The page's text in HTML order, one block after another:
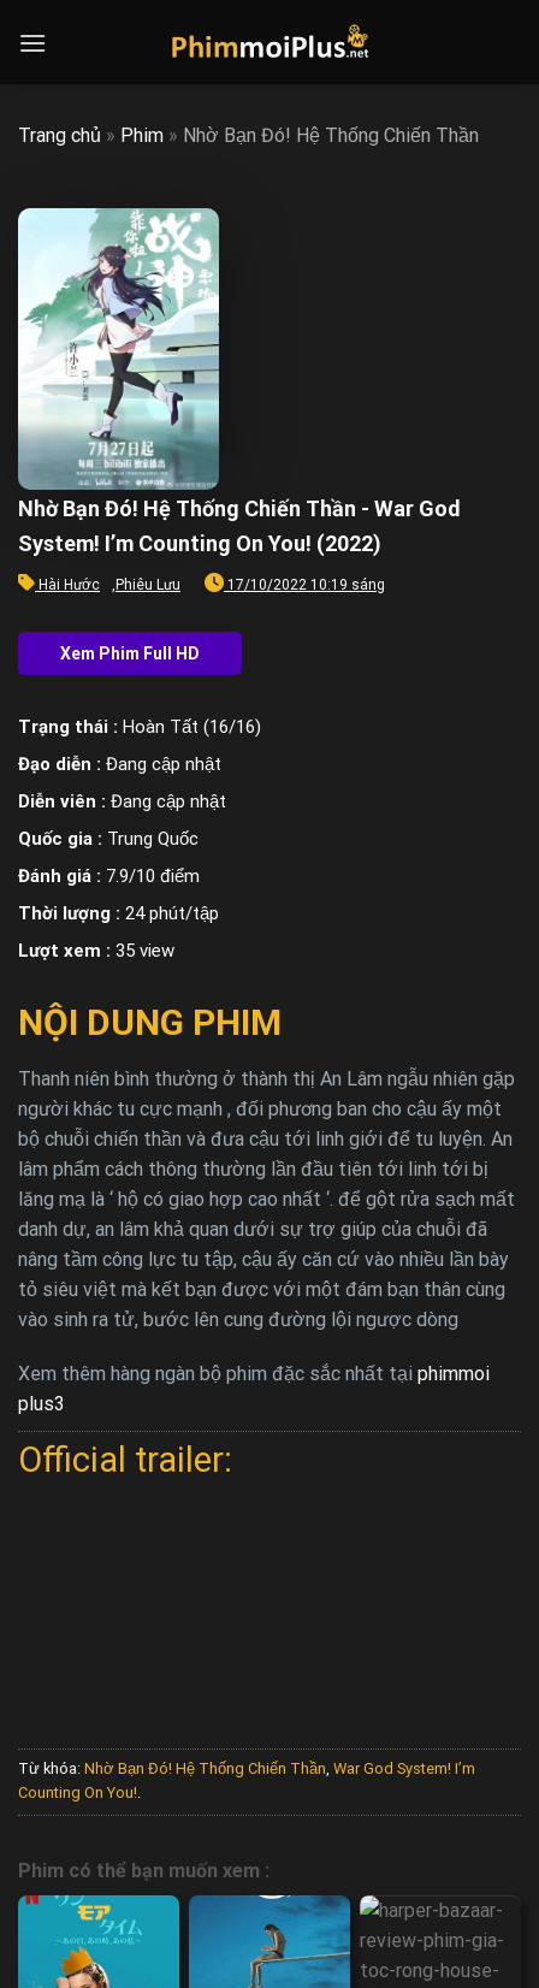
Trang chủ » Phim » Nhờ Bạn Đó! Hệ Thống Chiến Thần
Nhờ Bạn Đó! Hệ Thống Chiến Thần - War God
System! I’m Counting On You! (2022)
Hài Hước ,Phiêu Lưu 17/10/2022 10:19 sáng
Trạng thái : Hoàn Tất (16/16)
Đạo diễn : Đang cập nhật
Diễn viên : Đang cập nhật
Quốc gia : Trung Quốc
Đánh giá : 7.9/10 điểm
Thời lượng : 24 phút/tập
Lượt xem : 35 view
NỘI DUNG PHIM
Thanh niên bình thường ở thành thị An Lâm ngẫu nhiên gặp
người khác tu cực mạnh , đối phương ban cho cậu ấy một
bộ chuỗi chiến thần và đưa cậu tới linh giới để tu luyện. An
lâm phẩm cách thông thường lần đầu tiên tới linh tới bị
lăng mạ là ‘ hộ có giao hợp cao nhất ‘. để gột rửa sạch mất
danh dự, an lâm khả quan dưới sự trợ giúp của chuỗi đã
nâng tầm công lực tu tập, cậu ấy căn cứ vào nhiều lần bày
tỏ siêu việt mà kết bạn được với một đám bạn thân cùng
vào sinh ra tử, bước lên cung đường lội ngược dòng
Xem thêm hàng ngàn bộ phim đặc sắc nhất tại phimmoi
plus3
Official trailer:
Từ khóa: Nhờ Bạn Đó! Hệ Thống Chiến Thần, War God System! I’m
Counting On You!.
Phim có thể bạn muốn xem :